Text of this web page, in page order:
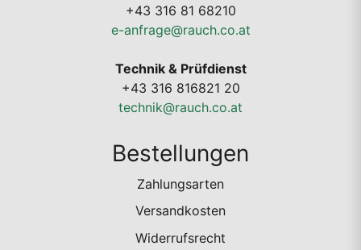
+43 316 81 68210
e-anfrage@rauch.co.at
Technik & Prüfdienst
+43 316 816821 20
technik@rauch.co.at
Bestellungen
Zahlungsarten
Versandkosten
Widerrufsrecht